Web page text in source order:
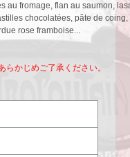
au fromage, flan au saumon,
chocolatées, pâte de
rose framboise...
かじめご了承ください。